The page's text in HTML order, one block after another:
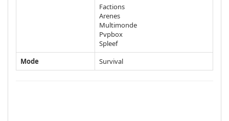
Factions
Arenes
Multimonde
Pvpbox
Spleef
Mode
Survival